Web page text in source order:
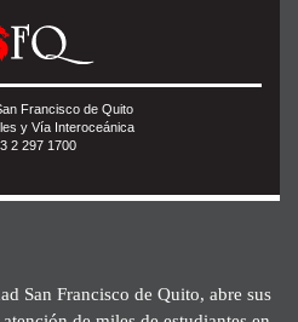
Francisco de Quito
y Vía Interoceánica
2 297 1700
San Francisco de Quito, abre sus